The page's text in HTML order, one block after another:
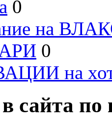
0
на
0
на
сайта